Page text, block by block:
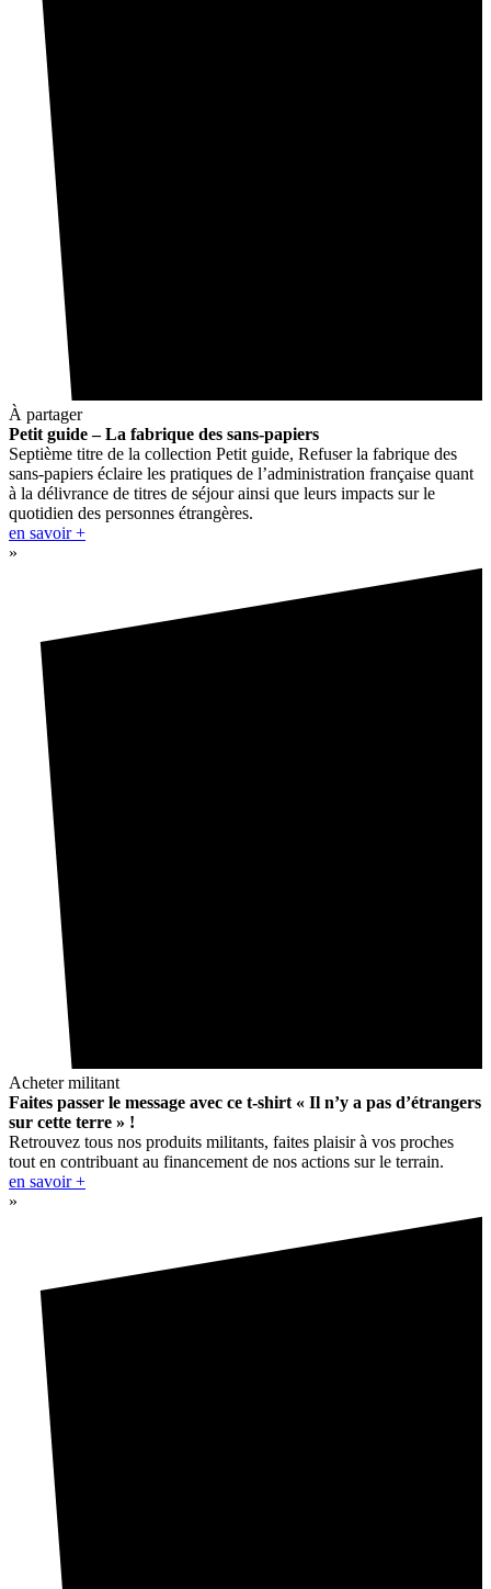
À partager
Petit guide – La fabrique des sans-papiers
Septième titre de la collection Petit guide, Refuser la fabrique des
sans-papiers éclaire les pratiques de l’administration française quant
à la délivrance de titres de séjour ainsi que leurs impacts sur le
quotidien des personnes étrangères.
en savoir +
»
Acheter militant
Faites passer le message avec ce t-shirt « Il n’y a pas d’étrangers
sur cette terre » !
Retrouvez tous nos produits militants, faites plaisir à vos proches
tout en contribuant au financement de nos actions sur le terrain.
en savoir +
»